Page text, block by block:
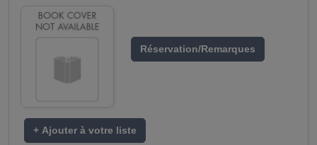
Réservation/Remarques
+ Ajouter à votre liste